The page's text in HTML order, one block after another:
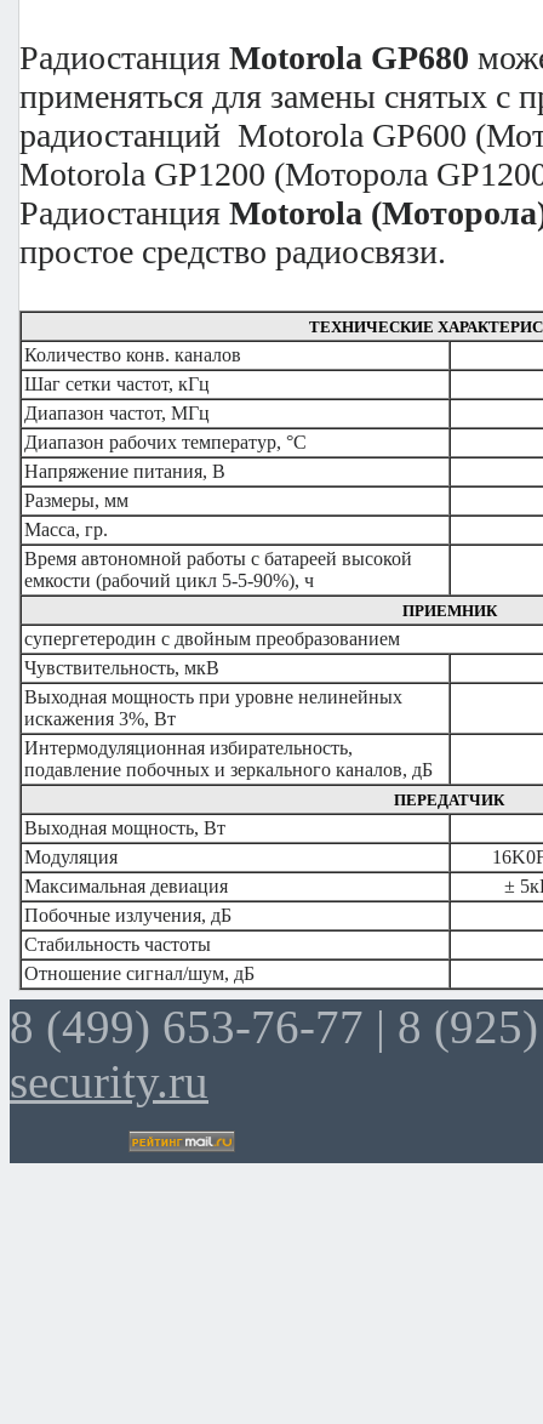
Радиостанция Motorola GP680
применяться для замены снятых с
радиостанций Motorola GP600
Motorola GP1200 (Моторола
Радиостанция Motorola
простое средство радиосвязи.
ТЕХНИЧЕСКИЕ
Количество конв. каналов
Шаг сетки частот, кГц
Диапазон частот, МГц
Диапазон рабочих температур, °С
Напряжение питания, В
Размеры, мм
Масса, гр.
Время автономной работы с батареей высокой
емкости (рабочий цикл 5-5-90%), ч
ПРИЕМНИК
супергетеродин с двойным преобразованием
Чувствительность, мкВ
Выходная мощность при уровне нелинейных
искажения 3%, Вт
Интермодуляционная избирательность,
подавление побочных и зеркального каналов, дБ
ПЕРЕДАТЧИК
Выходная мощность, Вт
Модуляция
Максимальная девиация
±
Побочные излучения, дБ
Стабильность частоты
Отношение сигнал/шум, дБ
8 (499) 653-76-77 | 8
security.ru